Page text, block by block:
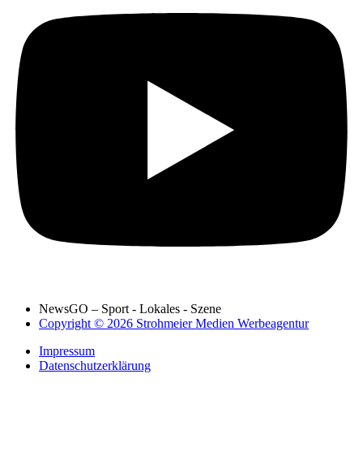
NewsGO – Sport - Lokales - Szene
Copyright © 2026 Strohmeier Medien Werbeagentur
Impressum
Datenschutzerklärung